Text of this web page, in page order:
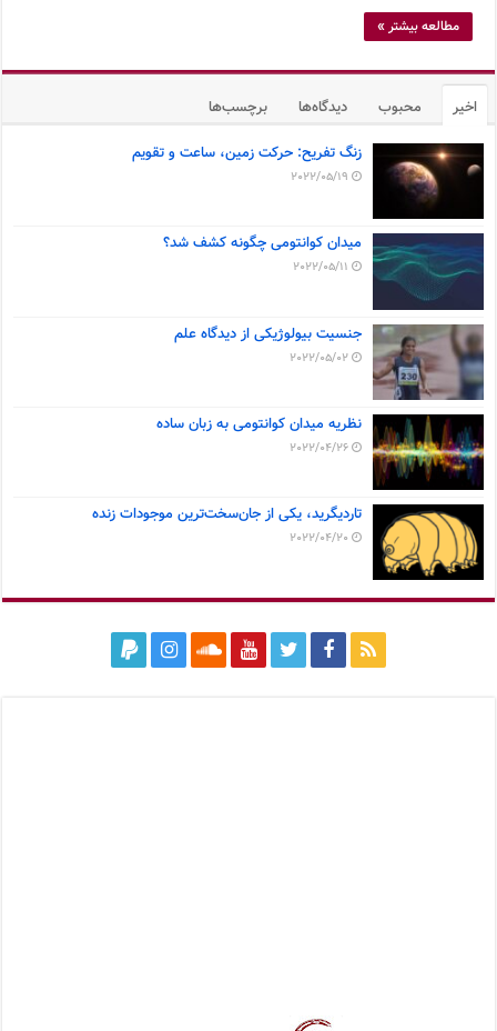
مطالعه بیشتر »
اخیر محبوب دیدگاه‌ها برچسب‌ها
زنگ تفریح: حرکت زمین، ساعت و تقویم
2022/05/19
میدان کوانتومی چگونه کشف شد؟
2022/05/11
جنسیت بیولوژیکی از دیدگاه علم
2022/05/02
نظریه میدان کوانتومی به زبان ساده
2022/04/26
تاردیگرید، یکی از جان‌سخت‌ترین موجودات زنده
2022/04/20